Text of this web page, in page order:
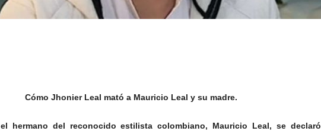
Cómo Jhonier Leal mató a Mauricio Leal y su madre.
el hermano del reconocido estilista colombiano, Mauricio Leal, se declaró